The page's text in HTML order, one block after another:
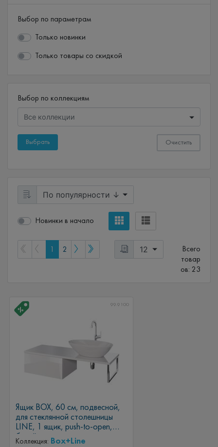
Выбор по параметрам
Только новинки
Только товары со скидкой
Выбор по коллекциям
Новинки в начало
1 2
Всего
товар
ов: 23
99.9100
Ящик BOX, 60 см, подвесной,
для стеклянной столешницы
LINE, 1 ящик, push-to-open,
белый глянец
Коллекция: Box+Line